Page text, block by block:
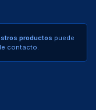
productos puede
contacto.